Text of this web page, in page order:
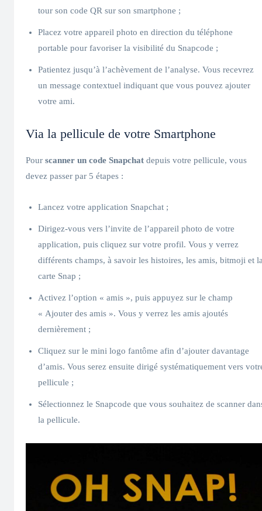
tour son code QR sur son smartphone ;
Placez votre appareil photo en direction du téléphone
portable pour favoriser la visibilité du Snapcode ;
Patientez jusqu’à l’achèvement de l’analyse. Vous recevrez
un message contextuel indiquant que vous pouvez ajouter
votre ami.
Via la pellicule de votre Smartphone
Pour scanner un code Snapchat depuis votre pellicule, vous
devez passer par 5 étapes :
Lancez votre application Snapchat ;
Dirigez-vous vers l’invite de l’appareil photo de votre
application, puis cliquez sur votre profil. Vous y verrez
différents champs, à savoir les histoires, les amis, bitmoji et
carte Snap ;
Activez l’option « amis », puis appuyez sur le champ
« Ajouter des amis ». Vous y verrez les amis ajoutés
dernièrement ;
Cliquez sur le mini logo fantôme afin d’ajouter davantage
d’amis. Vous serez ensuite dirigé systématiquement vers
pellicule ;
Sélectionnez le Snapcode que vous souhaitez de scanner
la pellicule.